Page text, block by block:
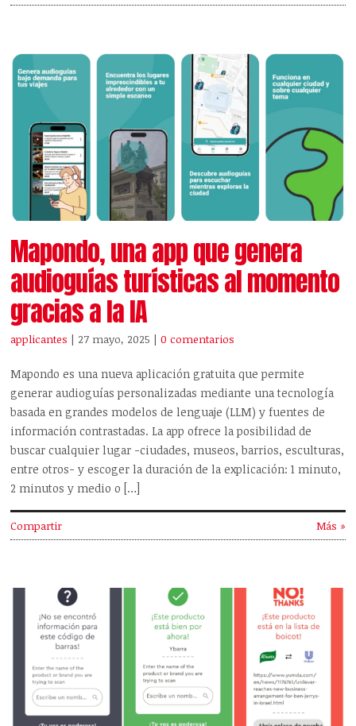
Mapondo, una app que genera
audioguías turísticas al momento
gracias a la IA
applicantes | 27 mayo, 2025 |0 comentarios
Mapondo es una nueva aplicación gratuita que permite
generar audioguías personalizadas mediante una tecnología
basada en grandes modelos de lenguaje (LLM) y fuentes de
información contrastadas. La app ofrece la posibilidad de
buscar cualquier lugar -ciudades, museos, barrios, esculturas,
entre otros- y escoger la duración de la explicación: 1 minuto,
2 minutos y medio o […]
Compartir Más »